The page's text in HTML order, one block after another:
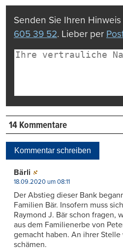
Senden Sie Ihren
605 39 52. Lieber per
14 Kommentare
Kommentar schreiben
Bärli
18.09.2020 um 08:11
Der Abstieg dieser Bank
Familien Bär. Insofern muss
Raymond J. Bär schon fragen,
aus dem Familienerbe von
gemacht haben. An ihrer
schämen.